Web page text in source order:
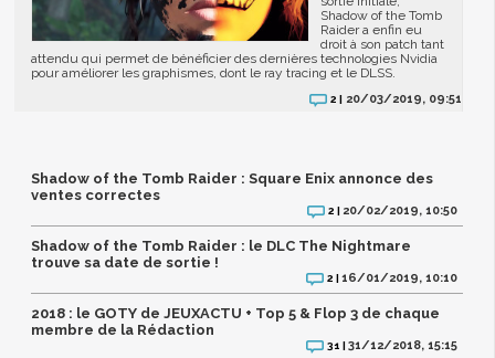
Shadow of the Tomb
Raider a enfin eu
droit à son patch tant
attendu qui permet de bénéficier des dernières technologies Nvidia
pour améliorer les graphismes, dont le ray tracing et le DLSS.
2 | 20/03/2019, 09:51
Shadow of the Tomb Raider : Square Enix annonce des
ventes correctes
2 | 20/02/2019, 10:50
Shadow of the Tomb Raider : le DLC The Nightmare
trouve sa date de sortie !
2 |16/01/2019, 10:10
2018 : le GOTY de JEUXACTU + Top 5 & Flop 3 de chaque
membre de la Rédaction
31 |31/12/2018, 15:15